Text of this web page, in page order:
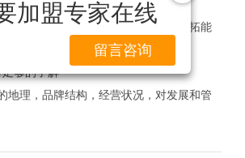
加盟专家在线
留言咨询
力，人脉关系及经营管理、市场开拓能
够的了解
理，品牌结构，经营状况，对发展和管